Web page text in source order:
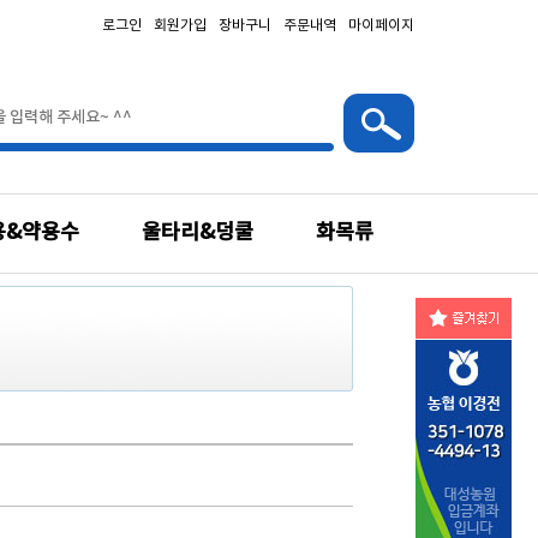
로그인 회원가입 장바구니 주문내역 마이페이지
&약용수 울타리&덩쿨 화목류